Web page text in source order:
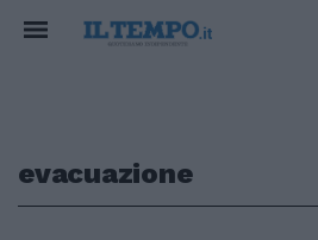
evacuazione